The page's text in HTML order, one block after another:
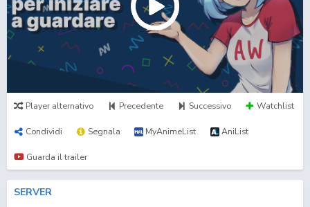
Player alternativo Precedente Successivo Watchlist
Condividi Segnala MyAnimeList AniList
Guarda il trailer
SERVER